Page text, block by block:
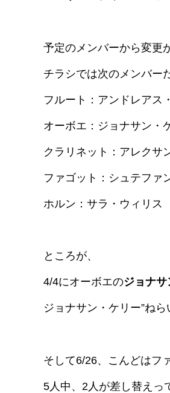
予定のメンバーから変更
チラシでは次のメンバー
フルート：アンドレアス
オーボエ：ジョナサン・
クラリネット：アレクサ
ファゴット：シュテファ
ホルン：サラ・ウィリス
ところが、
4/4にオーボエのジョナ
ジョナサン・ケリー”ね
そして6/26、こんどはフ
5人中、2人が差し替えっ